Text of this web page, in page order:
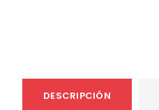
DESCRIPCIÓN